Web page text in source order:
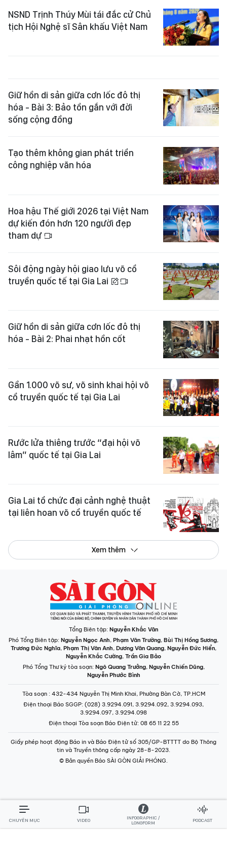
NSND Trịnh Thúy Mùi tái đắc cử Chủ
tịch Hội Nghệ sĩ Sân khấu Việt Nam
Giữ hồn di sản giữa cơn lốc đô thị
hóa - Bài 3: Bảo tồn gắn với đời
sống cộng đồng
Tạo thêm không gian phát triển
công nghiệp văn hóa
Hoa hậu Thế giới 2026 tại Việt Nam
dự kiến đón hơn 120 người đẹp
tham dự
Sôi động ngày hội giao lưu võ cổ
truyền quốc tế tại Gia Lai
Giữ hồn di sản giữa cơn lốc đô thị
hóa - Bài 2: Phai nhạt hồn cốt
Gần 1.000 võ sư, võ sinh khai hội võ
cổ truyền quốc tế tại Gia Lai
Rước lửa thiêng trước “đại hội võ
lâm” quốc tế tại Gia Lai
Gia Lai tổ chức đại cảnh nghệ thuật
tại liên hoan võ cổ truyền quốc tế
Xem thêm
Tổng Biên tập: Nguyễn Khắc Văn
Phó Tổng Biên tập: Nguyễn Ngọc Anh, Phạm Văn Trường, Bùi Thị Hồng Sương,
Trương Đức Nghĩa, Phạm Thị Vân Anh, Dương Văn Quang, Nguyễn Đức Hiển,
Nguyễn Khắc Cường, Trần Gia Bảo
Phó Tổng Thư ký tòa soạn: Ngô Quang Trưởng, Nguyễn Chiến Dũng,
Nguyễn Phước Bình
Tòa soạn : 432-434 Nguyễn Thị Minh Khai, Phường Bàn Cờ, TP.HCM
Điện thoại Báo SGGP: (028) 3.9294.091, 3.9294.092, 3.9294.093,
3.9294.097, 3.9294.098
Điện thoại Tòa soạn Báo Điện tử: 08 65 11 22 55
Giấy phép hoạt động Báo in và Báo Điện tử số 305/GP-BTTTT do Bộ Thông
tin và Truyền thông cấp ngày 28-8-2023.
© Bản quyền Báo SÀI GÒN GIẢI PHÓNG.
CHUYÊN MỤC VIDEO
INFOGRAPHIC /
LONGFORM
PODCAST